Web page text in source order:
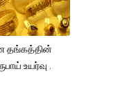
தங்கத்தின்
உயர்வு .